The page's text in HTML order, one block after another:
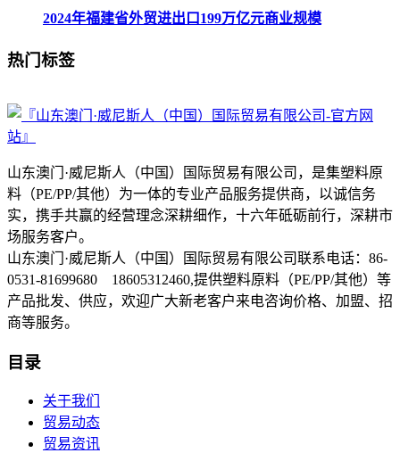
2024年福建省外贸进出口199万亿元商业规模
热门标签
山东澳门·威尼斯人（中国）国际贸易有限公司，是集塑料原
料（PE/PP/其他）为一体的专业产品服务提供商，以诚信务
实，携手共赢的经营理念深耕细作，十六年砥砺前行，深耕市
场服务客户。
山东澳门·威尼斯人（中国）国际贸易有限公司联系电话：86-
0531-81699680 18605312460,提供塑料原料（PE/PP/其他）等
产品批发、供应，欢迎广大新老客户来电咨询价格、加盟、招
商等服务。
目录
关于我们
贸易动态
贸易资讯